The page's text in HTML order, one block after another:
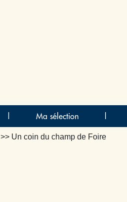
Ma sélection
>> Un coin du champ de Foire